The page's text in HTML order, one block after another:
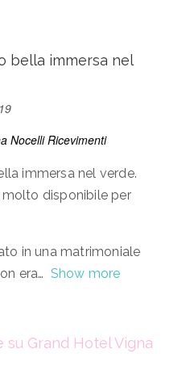
bella immersa nel
Nocelli Ricevimenti
immersa nel verde.
disponibile per
in una matrimoniale
era
Show more
su Grand Hotel Vigna